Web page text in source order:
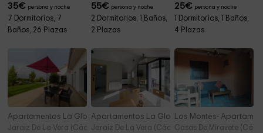
35€ persona y noche
7 Dormitorios, 7
Baños, 26 Plazas
55€ persona y noche
2 Dormitorios, 1 Baños,
2 Plazas
25€ persona y noche
1 Dormitorios, 1 Baños,
4 Plazas
Apartamentos La Gloria de Yuste III
Jaraiz De La Vera (Cáceres)
Apartamentos La Gloria de Yuste IV
Jaraiz De La Vera (Cáceres)
Los Montes-
Casas De Miravete